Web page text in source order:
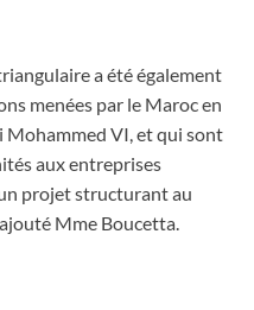
a été également
menées par le Maroc en
Mohammed VI, et qui sont
aux entreprises
projet structurant au
Mme Boucetta.